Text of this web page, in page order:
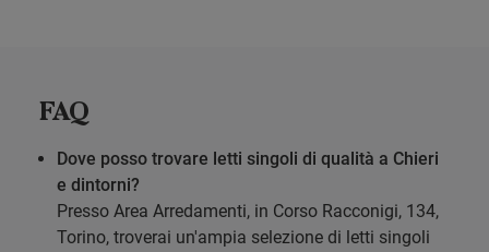
FAQ
Dove posso trovare letti singoli di qualità a Chieri
e dintorni?
Presso Area Arredamenti, in Corso Racconigi, 134,
Torino, troverai un'ampia selezione di letti singoli